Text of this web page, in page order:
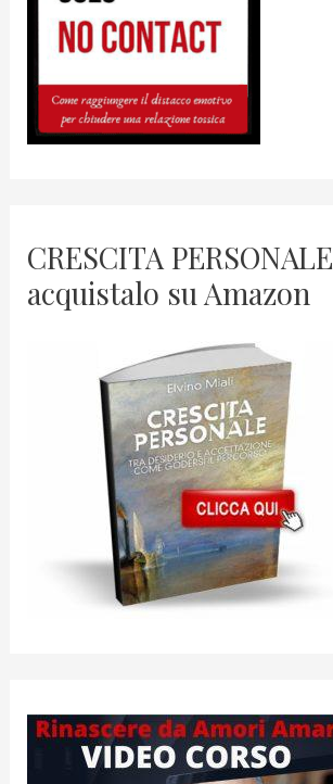
CRESCITA PERSONALE
acquistalo su Amazon